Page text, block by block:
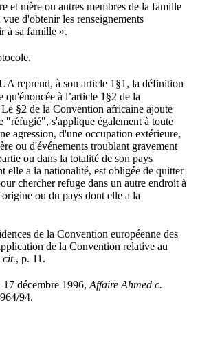
et mère ou autres membres de la famille
d'obtenir les renseignements
à sa famille ».
reprend, à son article 1§1, la définition
à l’article 1§2 de la
§2 de la Convention africaine ajoute
"réfugié", s'applique également à toute
agression, d'une occupation extérieure,
ou d'événements troublant gravement
ou dans la totalité de son pays
elle a la nationalité, est obligée de quitter
chercher refuge dans un autre endroit à
ou du pays dont elle a la
de la Convention européenne des
de la Convention relative au
cit., p. 11.
décembre 1996, Affaire Ahmed c.
94.